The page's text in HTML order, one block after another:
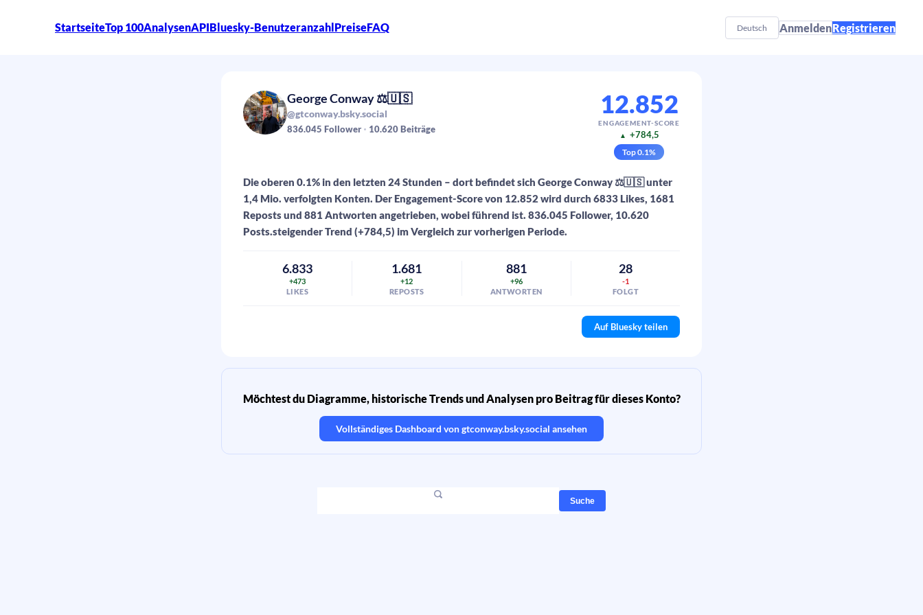
StartseiteTop 100AnalysenAPIBluesky-BenutzeranzahlPreiseFAQ Deutsch AnmeldenRegistrieren
George Conway ⚖️🇺🇸
@gtconway.bsky.social
836.045 Follower 10.620Beiträge
12.852
ENGAGEMENT-SCORE
▲ +784,5
Top0.1%
Die oberen 0.1% in den letzten 24 Stunden – dort befindet sich George Conway ⚖️🇺🇸 unter
1,4 Mio. verfolgten Konten. Der Engagement-Score von 12.852 wird durch 6833 Likes, 1681
Reposts und 881 Antworten angetrieben, wobei führend ist. 836.045 Follower, 10.620
Posts.steigender Trend (+784,5) im Vergleich zur vorherigen Periode.
6.833
+473
LIKES
1.681
+12
REPOSTS
881
+96
ANTWORTEN
28
-1
FOLGT
Auf Bluesky teilen
Möchtest du Diagramme, historische Trends und Analysen pro Beitrag für dieses Konto?
Vollständiges Dashboard vongtconway.bsky.social ansehen
Suche